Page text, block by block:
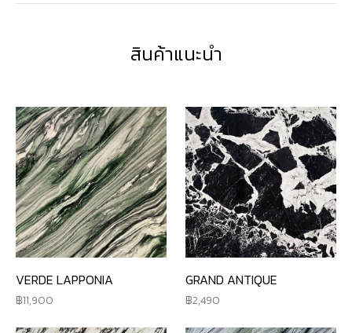
สินค้าแนะนำ
VERDE LAPPONIA
11,900
GRAND ANTIQUE
2,490